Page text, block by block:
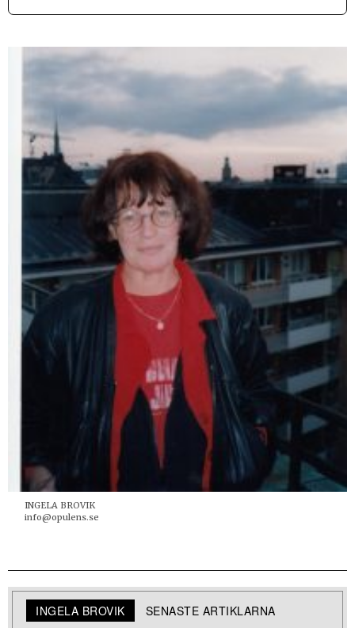
INGELA BROVIK
info@opulens.se
INGELA BROVIK SENASTE ARTIKLARNA